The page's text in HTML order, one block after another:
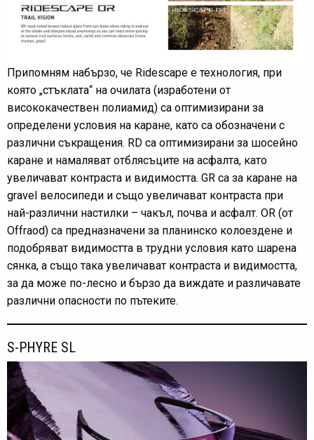
Припомням набързо, че Ridescape е технология, при
която „стъклата“ на очилата (изработени от
висококачествен полиамид) са оптимизирани за
определени условия на каране, като са обозначени с
различни съкращения. RD са оптимизирани за шосейно
каране и намаляват отблясъците на асфалта, като
увеличават контраста и видимостта. GR са за каране на
gravel велосипеди и също увеличават контраста при
най-различни настилки – чакъл, почва и асфалт. OR (от
Offraod) са предназначени за планинско колоездене и
подобряват видимостта в трудни условия като шарена
сянка, а също така увеличават контраста и видимостта,
за да може по-лесно и бързо да виждате и различавате
различни опасности по пътеките.
S-PHYRE SL